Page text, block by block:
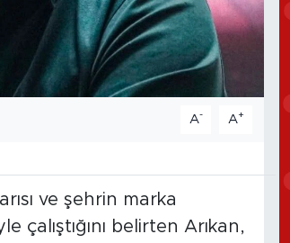
A- A+
ve şehrin marka
çalıştığını belirten Arıkan,